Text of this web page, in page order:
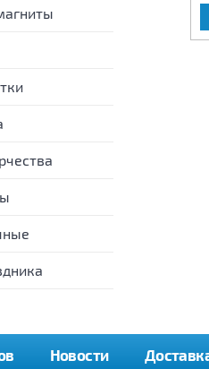
В КОРЗИНУ
Новости